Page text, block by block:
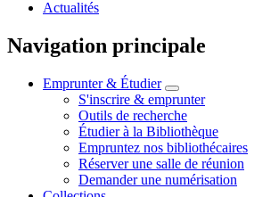
Actualités
Navigation principale
Emprunter & Étudier
S'inscrire & emprunter
Outils de recherche
Étudier à la Bibliothèque
Empruntez nos bibliothécaires
Réserver une salle de réunion
Demander une numérisation